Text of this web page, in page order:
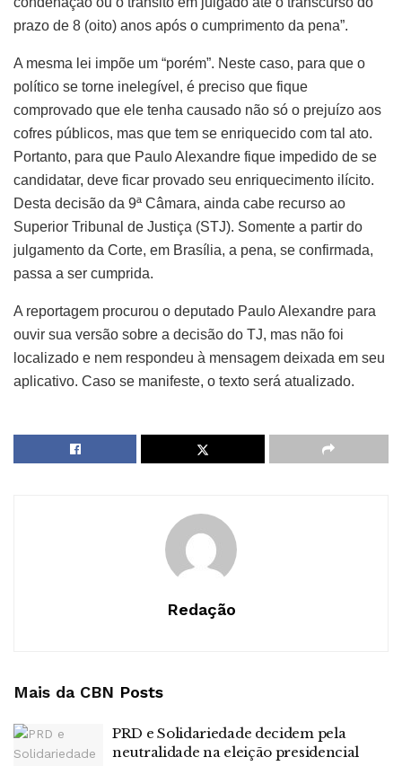
prazo de 8 (oito) anos após o cumprimento da pena”.
A mesma lei impõe um “porém”. Neste caso, para que o
político se torne inelegível, é preciso que fique
comprovado que ele tenha causado não só o prejuízo aos
cofres públicos, mas que tem se enriquecido com tal ato.
Portanto, para que Paulo Alexandre fique impedido de se
candidatar, deve ficar provado seu enriquecimento ilícito.
Desta decisão da 9ª Câmara, ainda cabe recurso ao
Superior Tribunal de Justiça (STJ). Somente a partir do
julgamento da Corte, em Brasília, a pena, se confirmada,
passa a ser cumprida.
A reportagem procurou o deputado Paulo Alexandre para
ouvir sua versão sobre a decisão do TJ, mas não foi
localizado e nem respondeu à mensagem deixada em seu
aplicativo. Caso se manifeste, o texto será atualizado.
Redação
Mais da CBN Posts
PRD e Solidariedade decidem pela
neutralidade na eleição presidencial